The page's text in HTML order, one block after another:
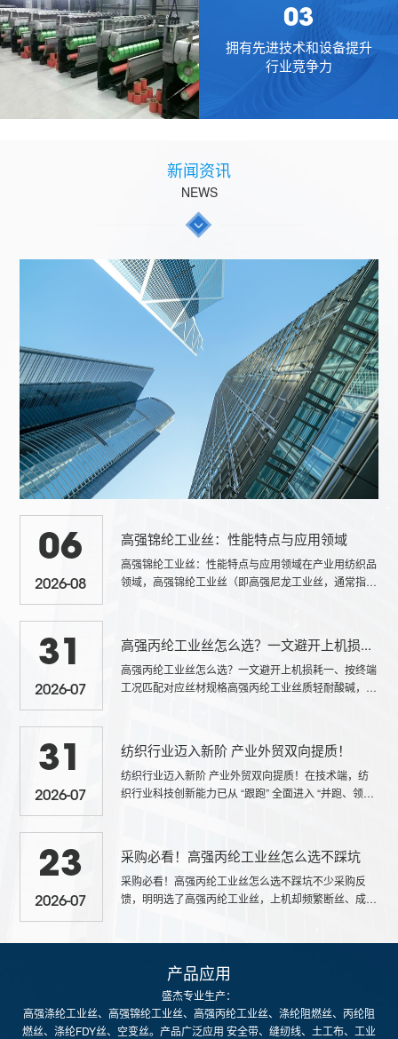
03
拥有先进技术和设备提升
行业竞争力
新闻资讯
NEWS
06
2026-08
高强锦纶工业丝：性能特点与应用领域
高强锦纶工业丝：性能特点与应用领域在产业用纺织品
领域，高强锦纶工业丝（即高强尼龙工业丝，通常指高
31
2026-07
高强丙纶工业丝怎么选？一文避开上机损...
高强丙纶工业丝怎么选？一文避开上机损耗一、按终端
工况匹配对应丝材规格高强丙纶工业丝质轻耐酸碱，适
31
2026-07
纺织行业迈入新阶 产业外贸双向提质！
纺织行业迈入新阶 产业外贸双向提质！在技术端，纺
织行业科技创新能力已从 “跟跑” 全面进入 “并跑、领跑”
23
2026-07
采购必看！高强丙纶工业丝怎么选不踩坑
采购必看！高强丙纶工业丝怎么选不踩坑不少采购反
馈，明明选了高强丙纶工业丝，上机却频繁断丝、成品
产品应用
盛杰专业生产：
高强涤纶工业丝、高强锦纶工业丝、高强丙纶工业丝、涤纶阻燃丝、丙纶阻
燃丝、涤纶FDY丝、空变丝。产品广泛应用 安全带、缝纫线、土工布、工业